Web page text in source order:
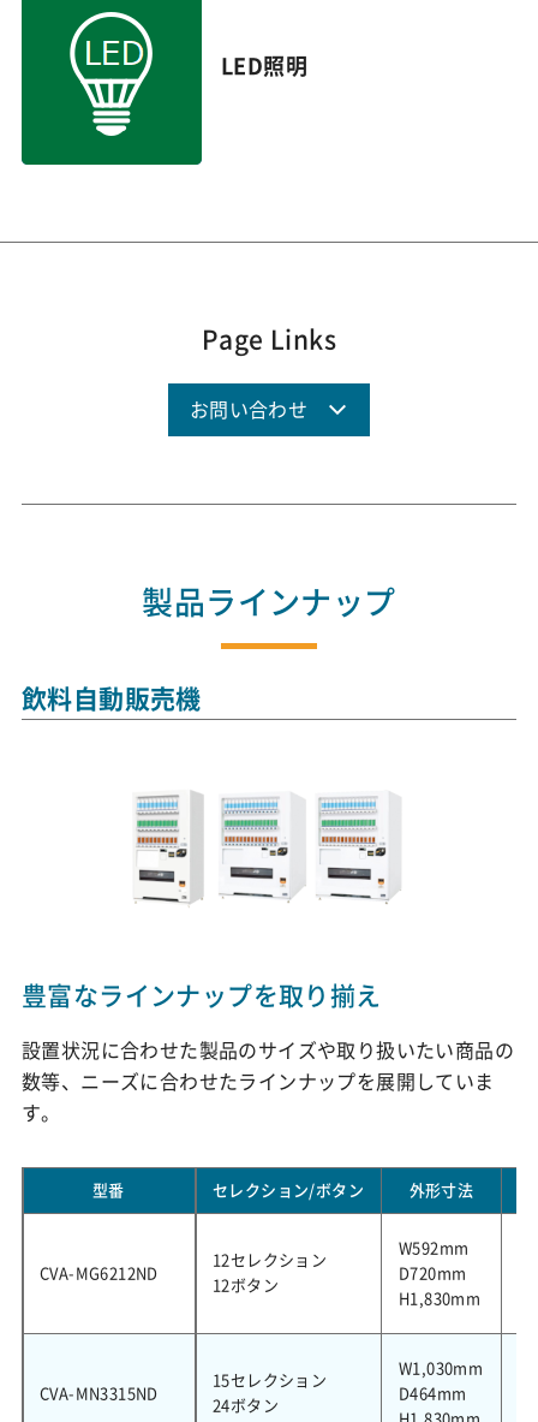
LED照明
Page Links
お問い合わせ
製品ラインナップ
飲料自動販売機
豊富なラインナップを取り揃え
設置状況に合わせた製品のサイズや取り扱いたい商品の
数等、ニーズに合わせたラインナップを展開していま
す。
型番 セレクション/ボタン 外形寸法
CVA-MG6212ND
12セレクション
12ボタン
W592mm
D720mm
H1,830mm
CVA-MN3315ND
15セレクション
24ボタン
W1,030mm
D464mm